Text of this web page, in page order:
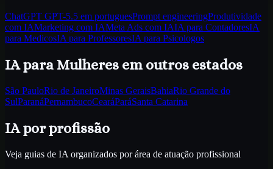
ChatGPT GPT-5.5 em portuguesPrompt engineeringProdutividade
com IAMarketing com IAMeta Ads com IAIA para ContadoresIA
para MedicosIA para ProfessoresIA para Psicologos
IA para Mulheres em outros estados
São PauloRio de JaneiroMinas GeraisBahiaRio Grande do
SulParanáPernambucoCearáParáSanta Catarina
IA por profissão
Veja guias de IA organizados por área de atuação profissional